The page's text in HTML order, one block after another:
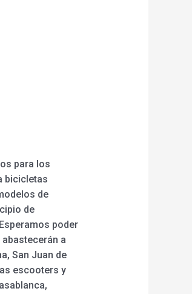
para los
bicicletas
de
de
poder
a
San Juan de
escooters y